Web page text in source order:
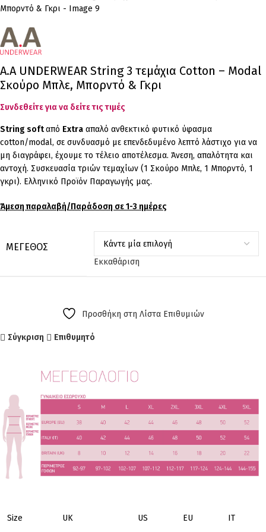
Α.A UNDERWEAR String 3 τεμάχια Cotton – Modal
Σκούρο Μπλε, Μπορντό & Γκρι
Συνδεθείτε για να δείτε τις τιμές
String softαπό Extra απαλό ανθεκτικό φυτικό ύφασμα
cotton/modal, σε συνδυασμό με επενδεδυμένο λεπτό λάστιχο για να
μη διαγράφει, έχουμε το τέλειο αποτέλεσμα. Άνεση, απαλότητα και
αντοχή. Συσκευασία τριών τεμαχίων (1 Σκούρο Μπλε, 1 Μπορντό, 1
γκρι). Ελληνικό Προϊόν Παραγωγής μας.
Άμεση παραλαβή/Παράδοση σε 1-3 ημέρες
ΜΈΓΕΘΟΣ
Εκκαθάριση
Προσθήκη στη Λίστα Επιθυμιών
Σύγκριση Επιθυμητό
Size UK US EU ΙΤ